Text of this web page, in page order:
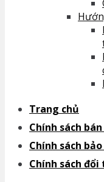
Trang chủ
Chính sách
Chính sách
Chính sách đổi